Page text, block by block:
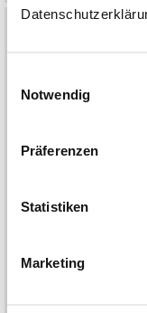
Notwendig
Präferenzen
Statistiken
Marketing